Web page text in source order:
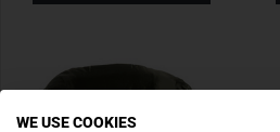
WE USE COOKIES